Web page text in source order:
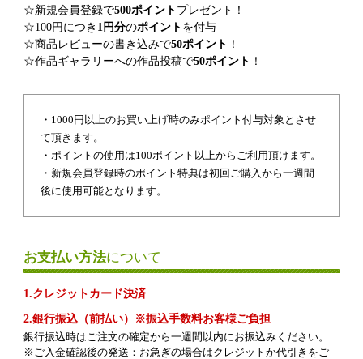
☆新規会員登録で500ポイント プレゼント！
☆100円につき 1円分のポイント を付与
☆商品レビューの書き込みで50ポイント ！
☆作品ギャラリーへの作品投稿で50ポイント ！
・1000円以上のお買い上げ時のみポイント付与対象とさせ
て頂きます。
・ポイントの使用は100ポイント以上からご利用頂けます。
・新規会員登録時のポイント特典は初回ご購入から一週間
後に使用可能となります。
お支払い方法について
1.クレジットカード決済
2.銀行振込（前払い）※振込手数料お客様ご負担
銀行振込時はご注文の確定から一週間以内にお振込みください。
※ご入金確認後の発送：お急ぎの場合はクレジットか代引きをご